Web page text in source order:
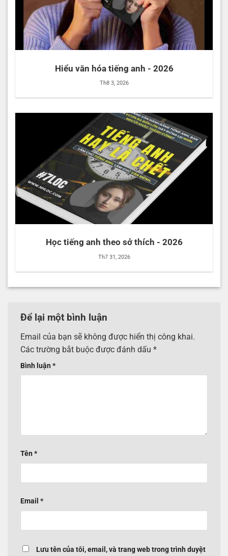
Hiểu văn hóa tiếng anh - 2026
Th8 3, 2026
Học tiếng anh theo sở thích - 2026
Th7 31, 2026
Để lại một bình luận
Email của bạn sẽ không được hiển thị công khai.
Các trường bắt buộc được đánh dấu *
Bình luận *
Tên *
Email *
Lưu tên của tôi, email, và trang web trong trình duyệt